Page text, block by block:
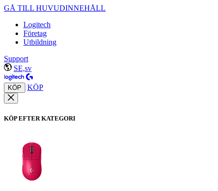
GÅ TILL HUVUDINNEHÅLL
Logitech
Företag
Utbildning
Support
SE,sv
KÖP KÖP
KÖP EFTER KATEGORI